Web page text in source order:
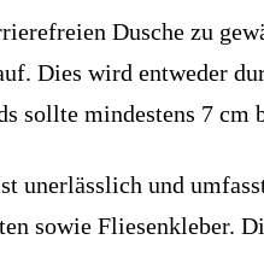
Dusche zu
Dies wird entweder
sollte mindestens 7
unerlässlich und
sowie Fliesenkleber.